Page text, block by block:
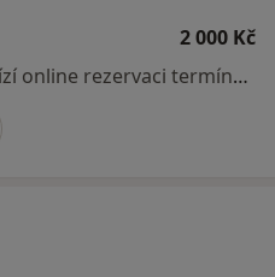
2 000 Kč
Tento specialista nenabízí online rezervaci termínu na této adrese.